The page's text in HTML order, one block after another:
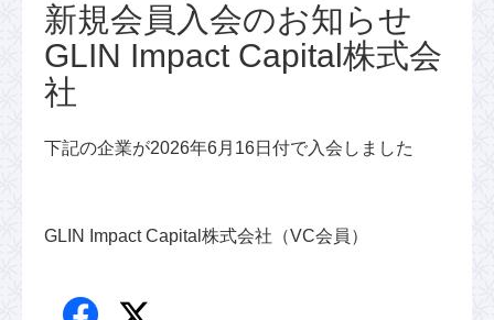
新規会員入会のお知らせ
GLIN Impact Capital株式会
社
下記の企業が2026年6月16日付で入会しました
GLIN Impact Capital株式会社（VC会員）